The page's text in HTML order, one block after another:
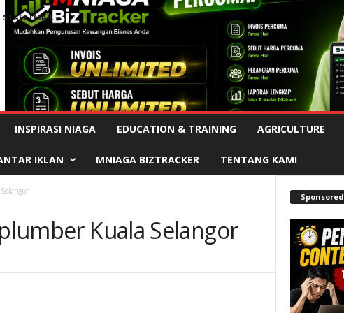
STAFF EMAIL
Advertisement
INSPIRASI NIAGA EDUCATION & TRAINING AGRICULTURE
IKLAN MNIAGA BIZTRACKER TENTANG KAMI
Kuala Selangor
Sponsored